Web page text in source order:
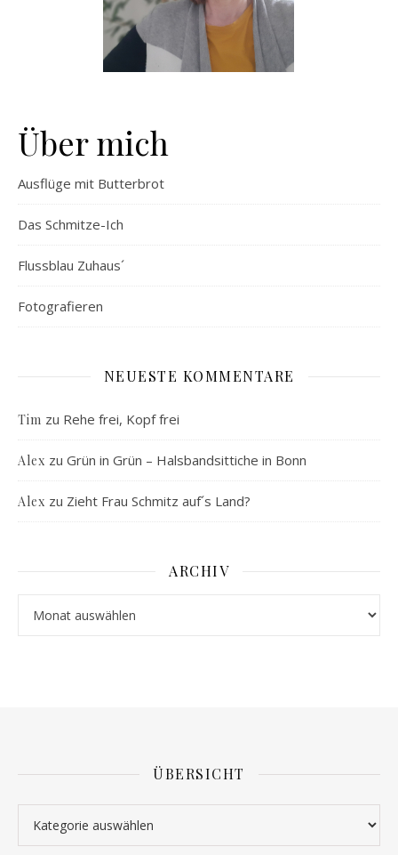
Über mich
Ausflüge mit Butterbrot
Das Schmitze-Ich
Flussblau Zuhaus´
Fotografieren
NEUESTE KOMMENTARE
Tim zu Rehe frei, Kopf frei
Alex zu Grün in Grün – Halsbandsittiche in Bonn
Alex zu Zieht Frau Schmitz auf´s Land?
ARCHIV
ÜBERSICHT